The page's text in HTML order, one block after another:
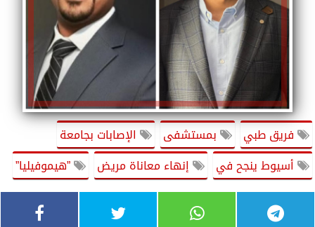
فريق طبي بمستشفى
الإصابات بجامعة
أسيوط ينجح في
إنهاء معاناة مريض ”هيموفيليا”